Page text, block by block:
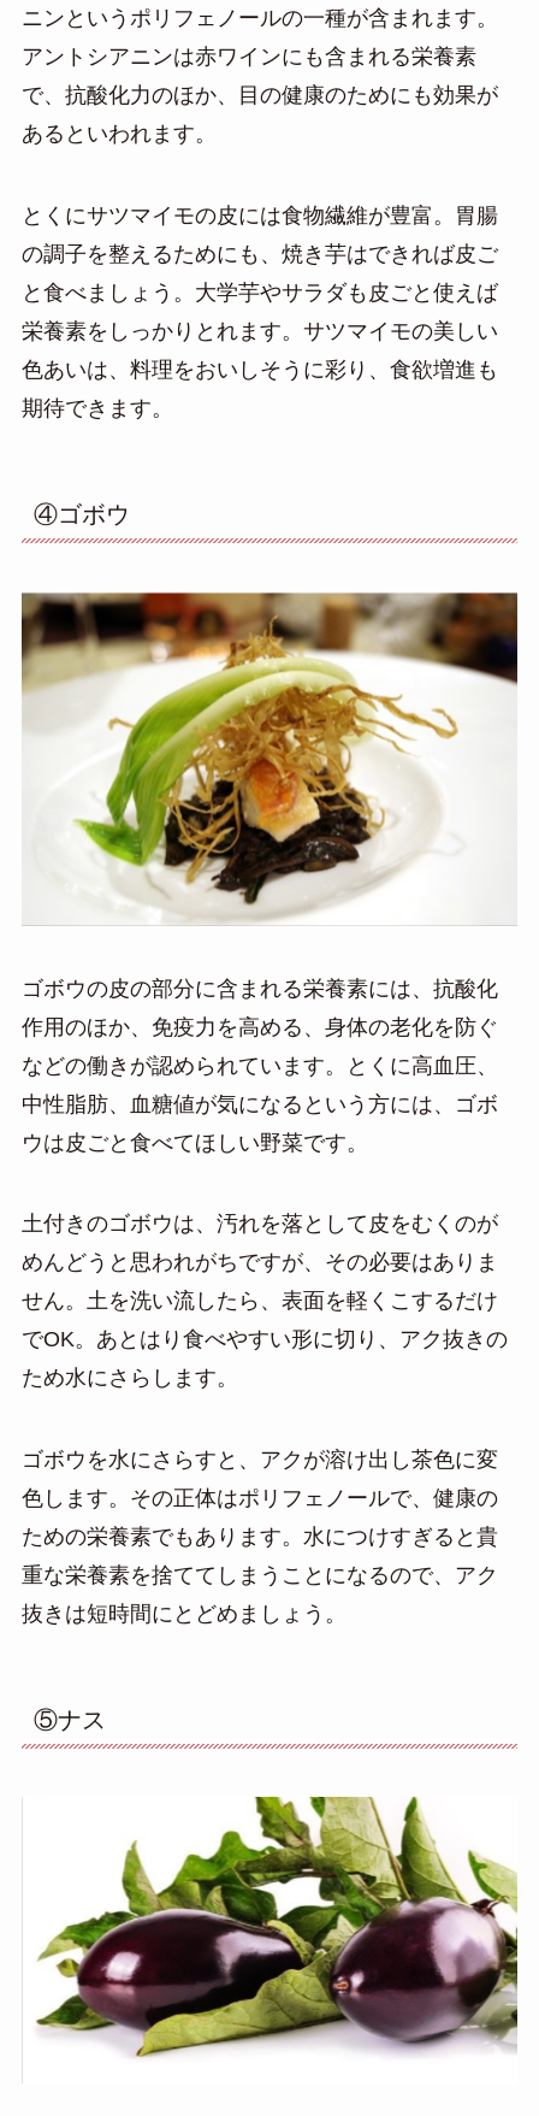
ニンというポリフェノールの一種が含まれます。
アントシアニンは赤ワインにも含まれる栄養素
で、抗酸化力のほか、目の健康のためにも効果が
あるといわれます。
とくにサツマイモの皮には食物繊維が豊富。胃腸
の調子を整えるためにも、焼き芋はできれば皮ご
と食べましょう。大学芋やサラダも皮ごと使えば
栄養素をしっかりとれます。サツマイモの美しい
色あいは、料理をおいしそうに彩り、食欲増進も
期待できます。
④ゴボウ
ゴボウの皮の部分に含まれる栄養素には、抗酸化
作用のほか、免疫力を高める、身体の老化を防ぐ
などの働きが認められています。とくに高血圧、
中性脂肪、血糖値が気になるという方には、ゴボ
ウは皮ごと食べてほしい野菜です。
土付きのゴボウは、汚れを落として皮をむくのが
めんどうと思われがちですが、その必要はありま
せん。土を洗い流したら、表面を軽くこするだけ
でOK。あとはり食べやすい形に切り、アク抜きの
ため水にさらします。
ゴボウを水にさらすと、アクが溶け出し茶色に変
色します。その正体はポリフェノールで、健康の
ための栄養素でもあります。水につけすぎると貴
重な栄養素を捨ててしまうことになるので、アク
抜きは短時間にとどめましょう。
⑤ナス